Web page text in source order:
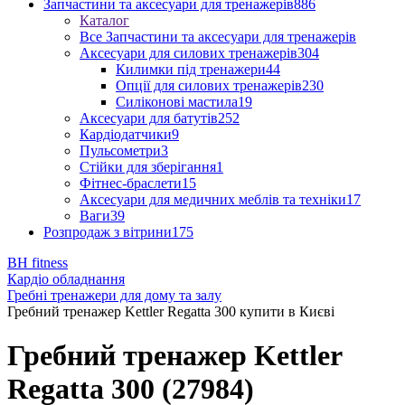
Запчастини та аксесуари для тренажерів886
Каталог
Все Запчастини та аксесуари для тренажерів
Аксесуари для силових тренажерів304
Килимки під тренажери44
Опції для силових тренажерів230
Силіконові мастила19
Аксесуари для батутів252
Кардіодатчики9
Пульсометри3
Стійки для зберігання1
Фітнес-браслети15
Аксесуари для медичних меблів та техніки17
Ваги39
Розпродаж з вітрини175
BH fitness
Кардіо обладнання
Гребні тренажери для дому та залу
Гребний тренажер Kettler Regatta 300 купити в Києві
Гребний тренажер Kettler
Regatta 300 (27984)